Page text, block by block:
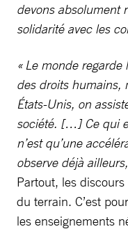
devons absolument
solidarité avec les
« Le monde
des droits humains,
États-Unis, on
société. […] Ce qui
n’est qu’une
observe déjà
Partout, les
du terrain. C’est
les enseignements